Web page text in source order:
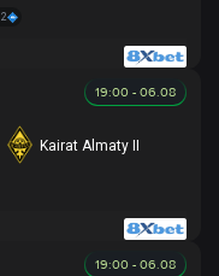
19:00 - 06.08
Kairat Almaty II
19:00 - 06.08